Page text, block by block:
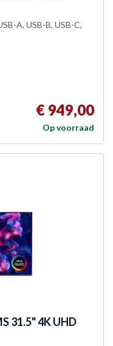
A, USB-B, USB-C,
€ 949,00
Op voorraad
31.5" 4K UHD